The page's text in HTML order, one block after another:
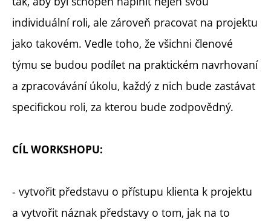
individuální roli, ale zároveň pracovat na projektu
jako takovém. Vedle toho, že všichni členové
týmu se budou podílet na praktickém navrhovaní
a zpracovávání úkolu, každý z nich bude zastávat
specifickou roli, za kterou bude zodpovědný.
CÍL WORKSHOPU:
- vytvořit představu o přístupu klienta k projektu
a vytvořit náznak představy o tom, jak na to